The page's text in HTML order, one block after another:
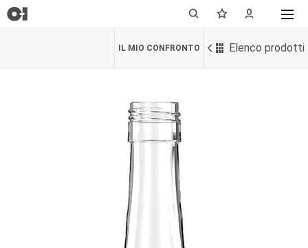
Elenco prodotti
IL MIO CONFRONTO